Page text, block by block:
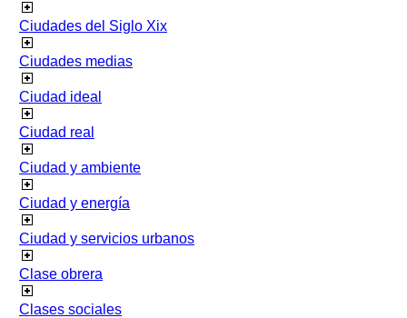
Ciudades del Siglo Xix
Ciudades medias
Ciudad ideal
Ciudad real
Ciudad y ambiente
Ciudad y energía
Ciudad y servicios urbanos
Clase obrera
Clases sociales